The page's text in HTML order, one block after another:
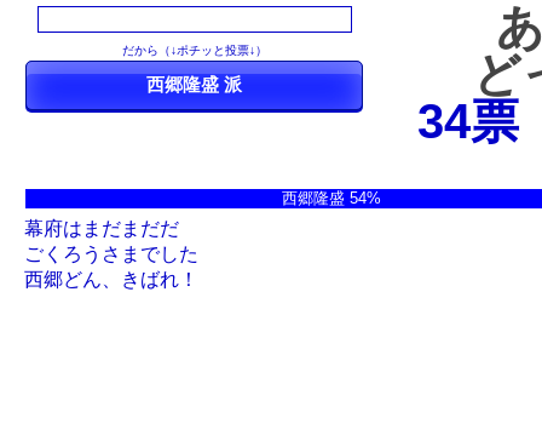
だから（↓ポチッと投票↓）
ど
34票
西郷隆盛 54%
幕府はまだまだだ
ごくろうさまでした
西郷どん、きばれ！